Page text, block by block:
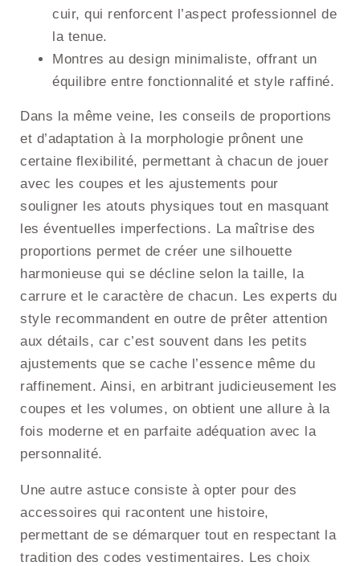
cuir, qui renforcent l’aspect professionnel de
la tenue.
Montres au design minimaliste, offrant un
équilibre entre fonctionnalité et style raffiné.
Dans la même veine, les conseils de proportions
et d’adaptation à la morphologie prônent une
certaine flexibilité, permettant à chacun de jouer
avec les coupes et les ajustements pour
souligner les atouts physiques tout en masquant
les éventuelles imperfections. La maîtrise des
proportions permet de créer une silhouette
harmonieuse qui se décline selon la taille, la
carrure et le caractère de chacun. Les experts du
style recommandent en outre de prêter attention
aux détails, car c’est souvent dans les petits
ajustements que se cache l’essence même du
raffinement. Ainsi, en arbitrant judicieusement les
coupes et les volumes, on obtient une allure à la
fois moderne et en parfaite adéquation avec la
personnalité.
Une autre astuce consiste à opter pour des
accessoires qui racontent une histoire,
permettant de se démarquer tout en respectant la
tradition des codes vestimentaires. Les choix